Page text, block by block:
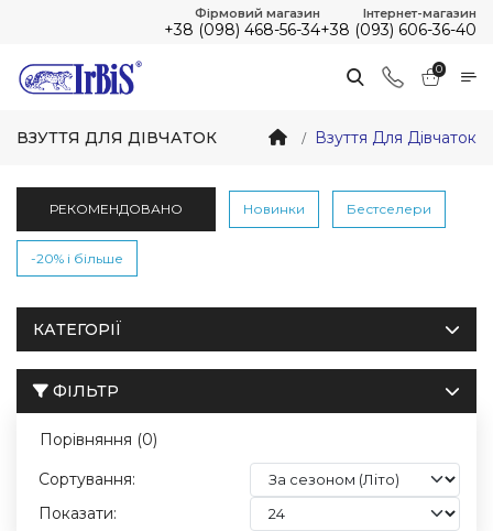
Фірмовий магазин
+38 (098) 468-56-34
Інтернет-магазин
+38 (093) 606-36-40
0
ВЗУТТЯ ДЛЯ ДІВЧАТОК Взуття Для Дівчаток
РЕКОМЕНДОВАНО Новинки Бестселери
-20% і більше
КАТЕГОРІЇ
ФІЛЬТР
Порівняння (0)
Сортування:
Показати: